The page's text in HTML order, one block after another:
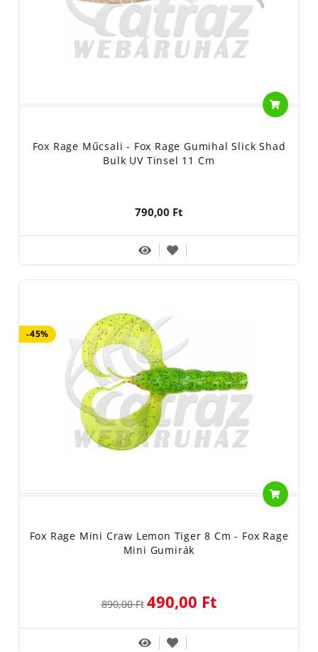
Fox Rage Műcsali - Fox Rage Gumihal Slick Shad
Bulk UV Tinsel 11 Cm
790,00 Ft
-45%
Fox Rage Mini Craw Lemon Tiger 8 Cm - Fox Rage
Mini Gumirák
890,00 Ft 490,00 Ft